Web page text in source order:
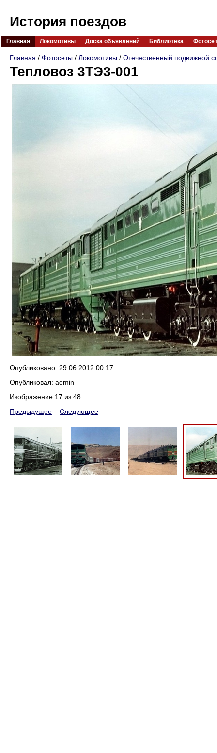
История поездов
Главная Локомотивы Доска объявлений Библиотека
Главная / Фотосеты / Локомотивы / Отечественный подвижной
Тепловоз 3ТЭ3-001
Опубликовано: 29.06.2012 00:17
Опубликовал: admin
Изображение 17 из 48
Предыдущее
Следующее